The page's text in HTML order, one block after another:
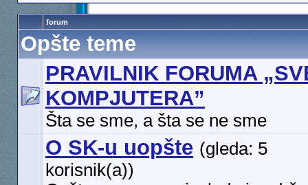
forum
Opšte teme
PRAVILNIK FORUMA
KOMPJUTERA”
Šta se sme, a šta se ne sme
O SK-u uopšte (gleda: 5
korisnik(a))